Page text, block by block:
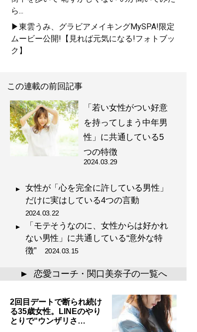
ら...
▶東雲うみ、グラビアメイキングMySPA!限定
ムービー公開!【見れば元気になる!フォトブッ
ク】
この連載の前回記事
「若い女性がつい好意
を持ってしまう中年男
性」に共通している5
つの特徴
2024.03.29
女性が「心を完全に許している男性」
だけに実はしている4つの言動
2024.03.22
「モテそうなのに、女性からは好かれ
ない男性」に共通している“意外な特
徴” 2024.03.15
▲ 恋愛コーチ・関口美奈子の一覧へ
2回目デートで断られ続け
る35歳女性。LINEのやり
とりで“ウンザリさ…